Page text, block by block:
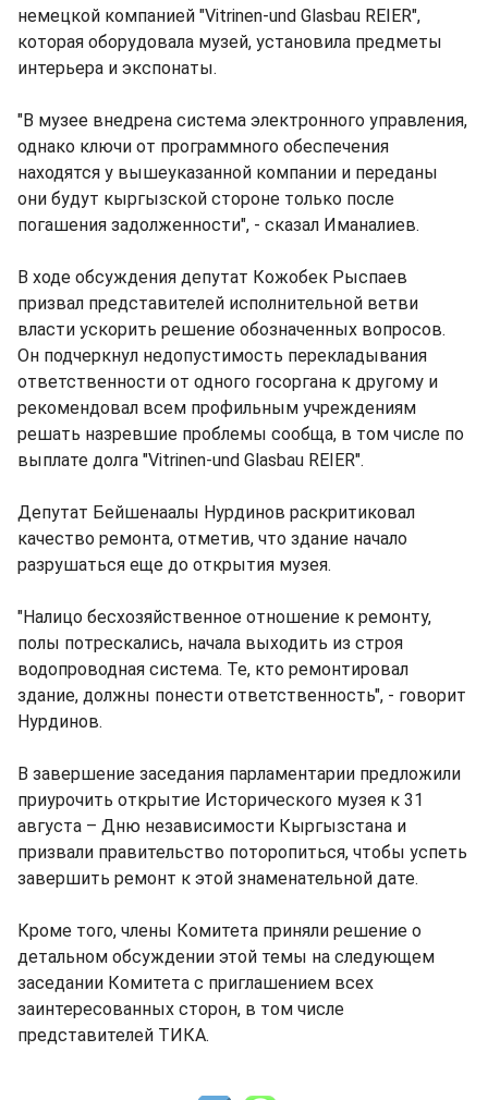
немецкой компанией "Vitrinen-und Glasbau REIER",
которая оборудовала музей, установила предметы
интерьера и экспонаты.
"В музее внедрена система электронного управления,
однако ключи от программного обеспечения
находятся у вышеуказанной компании и переданы
они будут кыргызской стороне только после
погашения задолженности", - сказал Иманалиев.
В ходе обсуждения депутат Кожобек Рыспаев
призвал представителей исполнительной ветви
власти ускорить решение обозначенных вопросов.
Он подчеркнул недопустимость перекладывания
ответственности от одного госоргана к другому и
рекомендовал всем профильным учреждениям
решать назревшие проблемы сообща, в том числе по
выплате долга "Vitrinen-und Glasbau REIER".
Депутат Бейшенаалы Нурдинов раскритиковал
качество ремонта, отметив, что здание начало
разрушаться еще до открытия музея.
"Налицо бесхозяйственное отношение к ремонту,
полы потрескались, начала выходить из строя
водопроводная система. Те, кто ремонтировал
здание, должны понести ответственность", - говорит
Нурдинов.
В завершение заседания парламентарии предложили
приурочить открытие Исторического музея к 31
августа – Дню независимости Кыргызстана и
призвали правительство поторопиться, чтобы успеть
завершить ремонт к этой знаменательной дате.
Кроме того, члены Комитета приняли решение о
детальном обсуждении этой темы на следующем
заседании Комитета с приглашением всех
заинтересованных сторон, в том числе
представителей ТИКА.